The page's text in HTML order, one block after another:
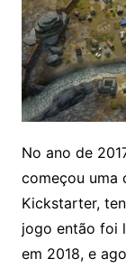
No ano de
começou uma
Kickstarter,
jogo então foi
em 2018, e